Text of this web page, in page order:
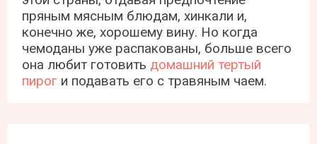
пряным мясным блюдам, хинкали и,
конечно же, хорошему вину. Но когда
чемоданы уже распакованы, больше всего
она любит готовить домашний тертый
пирог и подавать его с травяным чаем.